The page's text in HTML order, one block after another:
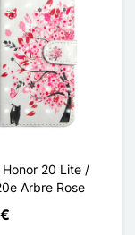
Honor 20 Lite /
Arbre Rose